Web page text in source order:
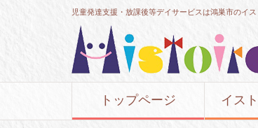
児童発達支援・放課後等デイサービスは鴻巣市のイ
トップページ イス